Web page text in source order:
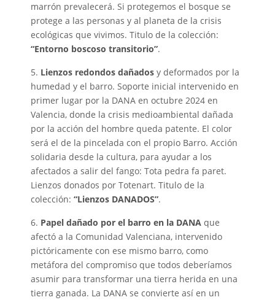
marrón prevalecerá. Si protegemos el bosque se
protege a las personas y al planeta de la crisis
ecológicas que vivimos. Titulo de la colección:
“Entorno boscoso transitorio”.
5. Lienzos redondos dañados y deformados por la
humedad y el barro. Soporte inicial intervenido en
primer lugar por la DANA en octubre 2024 en
Valencia, donde la crisis medioambiental dañada
por la acción del hombre queda patente. El color
será el de la pincelada con el propio Barro. Acción
solidaria desde la cultura, para ayudar a los
afectados a salir del fango: Tota pedra fa paret.
Lienzos donados por Totenart. Titulo de la
colección: “Lienzos DANADOS”.
6. Papel dañado por el barro en la DANA que
afectó a la Comunidad Valenciana, intervenido
pictóricamente con ese mismo barro, como
metáfora del compromiso que todos deberíamos
asumir para transformar una tierra herida en una
tierra ganada. La DANA se convierte así en un